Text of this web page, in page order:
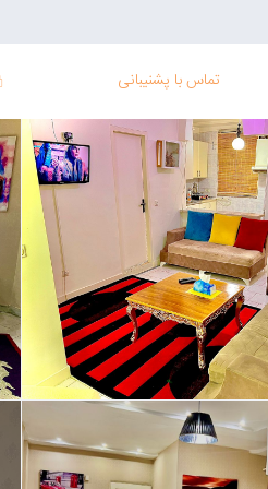
تماس با پشنیبانی